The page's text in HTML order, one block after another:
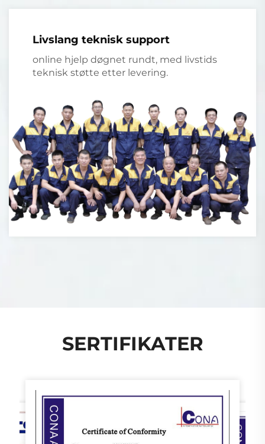
Livslang teknisk support
online hjelp døgnet rundt, med livstids
teknisk støtte etter levering.
SERTIFIKATER